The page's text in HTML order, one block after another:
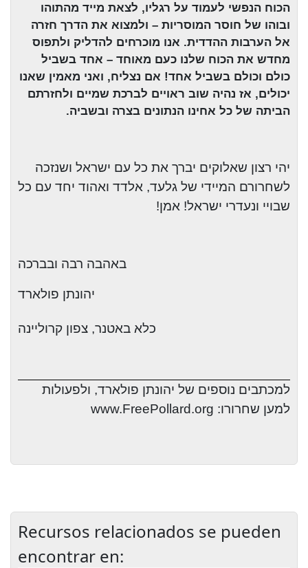
הכוח הנפשי לעמוד על רגליו, לצאת מייד מהתוהו
ובוהו של חוסר המוסריות – ולמצוא את הדרך חזרה
אל הערבות ההדדית. אנו מוכרחים להדליק ולתפוס
מחדש את הכוח שלנו כעם מאוחד – אחד בשביל
כולם וכולם בשביל אחד! אם נצליח, ואני מאמין שאנו
יכולים, אז נהיה שוב ראויים לברכת שמיים ולחזרתם
הביתה של כל אחינו הנתונים בצרה ובשביה.
יהי רצון שאלוקים יברך את כל עם ישראל ושנזכה
לשחרורם המיידי של גלעד, אלדד ואהוד יחד עם כל
שבויי ונעדרי ישראל! אמן!
באהבה רבה ובברכה
יהונתן פולארד
כלא באטנר, צפון קרוליינה
למכתבים נוספים של יהונתן פולארד, ולפעולות
למען שחרורו: www.FreePollard.org
Recursos relacionados se pueden
encontrar en: